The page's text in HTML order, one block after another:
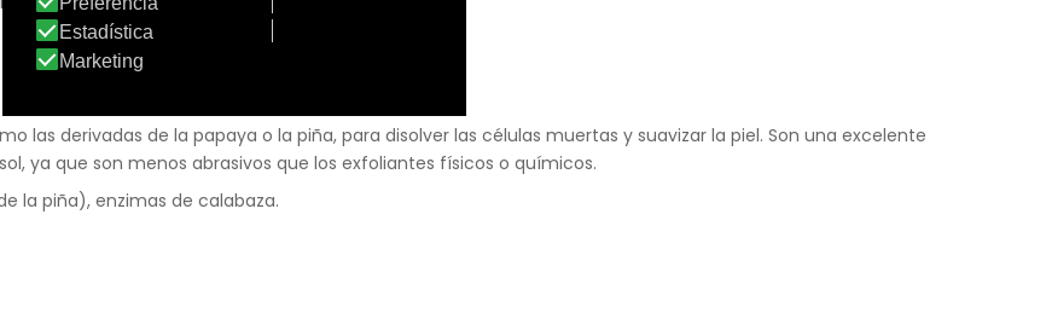
las derivadas de la papaya o la piña, para disolver las células muertas y suavizar la piel. Son una excelente
ya que son menos abrasivos que los exfoliantes físicos o químicos.
la piña), enzimas de calabaza.